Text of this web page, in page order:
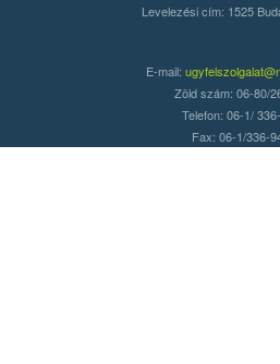
Levelezési cím: 1525
E-mail:
Zöld szám: 06-80/
Telefon: 06-1/
Fax: 06-1/336-